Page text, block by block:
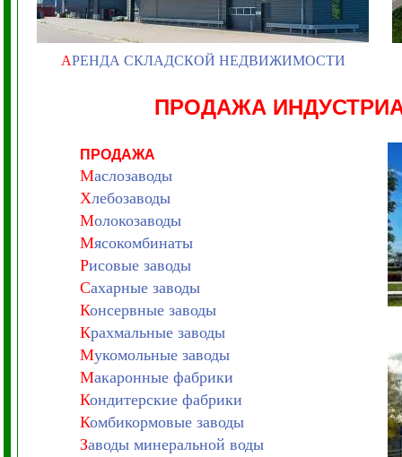
АРЕНДА СКЛАДСКОЙ НЕДВИЖИМОСТИ
ПРОДАЖА
ПРОДАЖА
Маслозаводы
Хлебозаводы
Молокозаводы
Мясокомбинаты
Рисовые заводы
Сахарные заводы
Консервные заводы
Крахмальные заводы
Мукомольные заводы
Макаронные фабрики
Кондитерские фабрики
Комбикормовые заводы
Заводы минеральной воды